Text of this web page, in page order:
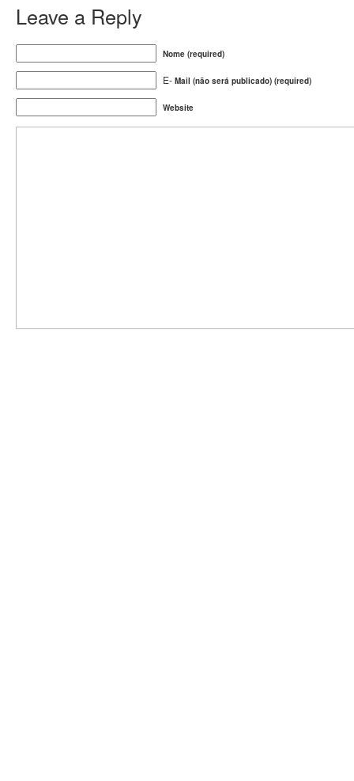
Leave a Reply
Nome (required)
E- Mail (não será publicado) (required)
Website